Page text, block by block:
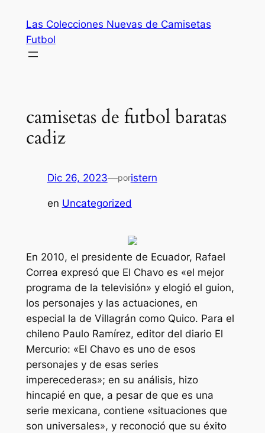
contenido
Las Colecciones Nuevas de Camisetas
Futbol
camisetas de futbol baratas
cadiz
Dic 26, 2023—poristern
en Uncategorized
En 2010, el presidente de Ecuador, Rafael
Correa expresó que El Chavo es «el mejor
programa de la televisión» y elogió el guion,
los personajes y las actuaciones, en
especial la de Villagrán como Quico. Para el
chileno Paulo Ramírez, editor del diario El
Mercurio: «El Chavo es uno de esos
personajes y de esas series
imperecederas»; en su análisis, hizo
hincapié en que, a pesar de que es una
serie mexicana, contiene «situaciones que
son universales», y reconoció que su éxito